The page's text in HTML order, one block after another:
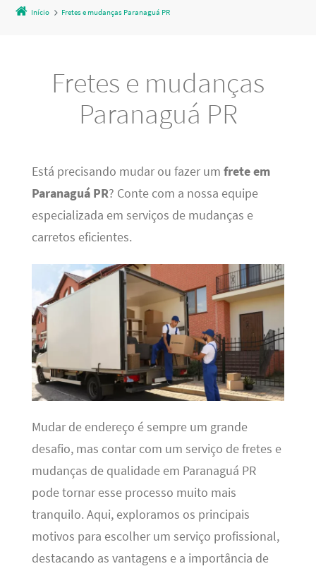
Início Fretes e mudanças Paranaguá PR
Fretes e mudanças
Paranaguá PR
Está precisando mudar ou fazer um frete em
Paranaguá PR? Conte com a nossa equipe
especializada em serviços de mudanças e
carretos eficientes.
Mudar de endereço é sempre um grande
desafio, mas contar com um serviço de fretes e
mudanças de qualidade em Paranaguá PR
pode tornar esse processo muito mais
tranquilo. Aqui, exploramos os principais
motivos para escolher um serviço profissional,
destacando as vantagens e a importância de